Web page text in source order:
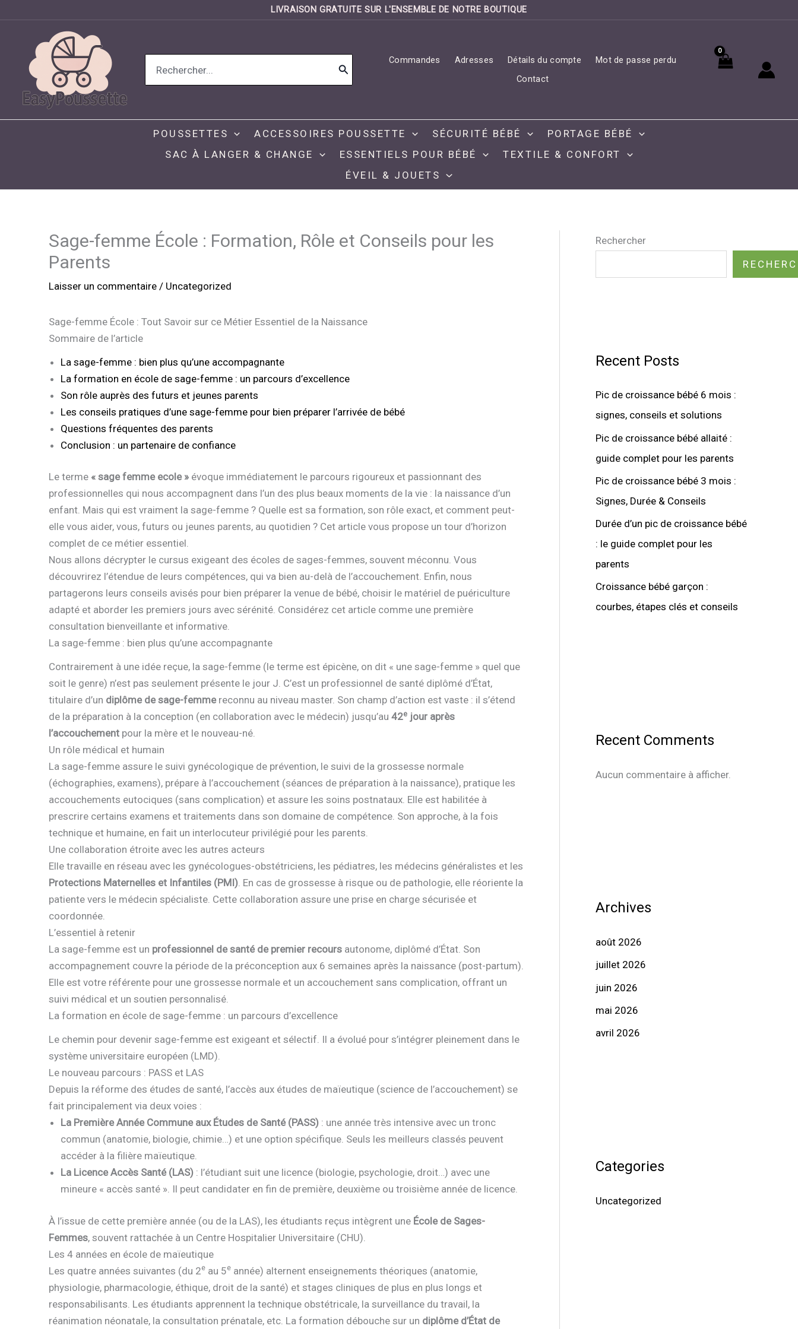
LIVRAISON GRATUITE SUR L'ENSEMBLE DE NOTRE BOUTIQUE
contenu
Search
for:
Commandes Adresses Détails du compte
Mot de passe perdu
Contact
POUSSETTES ACCESSOIRES POUSSETTE SÉCURITÉ BÉBÉ
PORTAGE BÉBÉ
SAC À LANGER & CHANGE
ESSENTIELS POUR BÉBÉ
TEXTILE & CONFORT
ÉVEIL & JOUETS
Sage-femme École : Formation, Rôle et Conseils pour les
Parents
Laisser un commentaire / Uncategorized
Sage-femme École : Tout Savoir sur ce Métier Essentiel de la Naissance
Sommaire de l’article
La sage-femme : bien plus qu’une accompagnante
La formation en école de sage-femme : un parcours d’excellence
Son rôle auprès des futurs et jeunes parents
Les conseils pratiques d’une sage-femme pour bien préparer l’arrivée de bébé
Questions fréquentes des parents
Conclusion : un partenaire de confiance
Le terme « sage femme ecole » évoque immédiatement le parcours rigoureux et passionnant des
professionnelles qui nous accompagnent dans l’un des plus beaux moments de la vie : la naissance d’un
enfant. Mais qui est vraiment la sage-femme ? Quelle est sa formation, son rôle exact, et comment peut-
elle vous aider, vous, futurs ou jeunes parents, au quotidien ? Cet article vous propose un tour d’horizon
complet de ce métier essentiel.
Nous allons décrypter le cursus exigeant des écoles de sages-femmes, souvent méconnu. Vous
découvrirez l’étendue de leurs compétences, qui va bien au-delà de l’accouchement. Enfin, nous
partagerons leurs conseils avisés pour bien préparer la venue de bébé, choisir le matériel de puériculture
adapté et aborder les premiers jours avec sérénité. Considérez cet article comme une première
consultation bienveillante et informative.
La sage-femme : bien plus qu’une accompagnante
Contrairement à une idée reçue, la sage-femme (le terme est épicène, on dit « une sage-femme » quel que
soit le genre) n’est pas seulement présente le jour J. C’est un professionnel de santé diplômé d’État,
titulaire d’un diplôme de sage-femmereconnu au niveau master. Son champ d’action est vaste : il s’étend
de la préparation à la conception (en collaboration avec le médecin) jusqu’au 42e jour après
l’accouchement pour la mère et le nouveau-né.
Un rôle médical et humain
La sage-femme assure le suivi gynécologique de prévention, le suivi de la grossesse normale
(échographies, examens), prépare à l’accouchement (séances de préparation à la naissance), pratique les
accouchements eutociques (sans complication) et assure les soins postnataux. Elle est habilitée à
prescrire certains examens et traitements dans son domaine de compétence. Son approche, à la fois
technique et humaine, en fait un interlocuteur privilégié pour les parents.
Une collaboration étroite avec les autres acteurs
Elle travaille en réseau avec les gynécologues-obstétriciens, les pédiatres, les médecins généralistes et les
Protections Maternelles et Infantiles (PMI). En cas de grossesse à risque ou de pathologie, elle réoriente la
patiente vers le médecin spécialiste. Cette collaboration assure une prise en charge sécurisée et
coordonnée.
L’essentiel à retenir
La sage-femme est un professionnel de santé de premier recours autonome, diplômé d’État. Son
accompagnement couvre la période de la préconception aux 6 semaines après la naissance (post-partum).
Elle est votre référente pour une grossesse normale et un accouchement sans complication, offrant un
suivi médical et un soutien personnalisé.
La formation en école de sage-femme : un parcours d’excellence
Le chemin pour devenir sage-femme est exigeant et sélectif. Il a évolué pour s’intégrer pleinement dans le
système universitaire européen (LMD).
Le nouveau parcours : PASS et LAS
Depuis la réforme des études de santé, l’accès aux études de maïeutique (science de l’accouchement) se
fait principalement via deux voies :
La Première Année Commune aux Études de Santé (PASS) : une année très intensive avec un tronc
commun (anatomie, biologie, chimie…) et une option spécifique. Seuls les meilleurs classés peuvent
accéder à la filière maïeutique.
La Licence Accès Santé (LAS) : l’étudiant suit une licence (biologie, psychologie, droit…) avec une
mineure « accès santé ». Il peut candidater en fin de première, deuxième ou troisième année de licence.
À l’issue de cette première année (ou de la LAS), les étudiants reçus intègrent une École de Sages-
Femmes, souvent rattachée à un Centre Hospitalier Universitaire (CHU).
Les 4 années en école de maïeutique
Les quatre années suivantes (du 2e au 5e année) alternent enseignements théoriques (anatomie,
physiologie, pharmacologie, éthique, droit de la santé) et stages cliniques de plus en plus longs et
responsabilisants. Les étudiants apprennent la technique obstétricale, la surveillance du travail, la
réanimation néonatale, la consultation prénatale, etc. La formation débouche sur un diplôme d’État de
Rechercher
Recent Posts
Pic de croissance bébé 6 mois :
signes, conseils et solutions
Pic de croissance bébé allaité :
guide complet pour les parents
Pic de croissance bébé 3 mois :
Signes, Durée & Conseils
Durée d’un pic de croissance bébé
: le guide complet pour les
parents
Croissance bébé garçon :
courbes, étapes clés et conseils
Recent Comments
Aucun commentaire à afficher.
Archives
août 2026
juillet 2026
juin 2026
mai 2026
avril 2026
Categories
Uncategorized